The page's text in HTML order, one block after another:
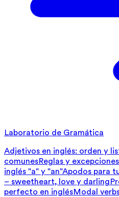
Laboratorio de Gramática
Adjetivos en inglés: orden y
comunesReglas y
inglés "a" y "an"Apodos para
– sweetheart, love y darling
perfecto en inglésModal